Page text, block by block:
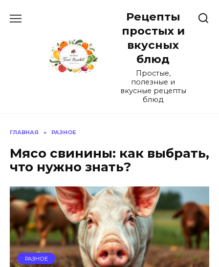
Рецепты
простых и
вкусных
блюд
Простые,
полезные и
вкусные рецепты
блюд
ГЛАВНАЯ » РАЗНОЕ
Мясо свинины: как выбрать,
что нужно знать?
РАЗНОЕ